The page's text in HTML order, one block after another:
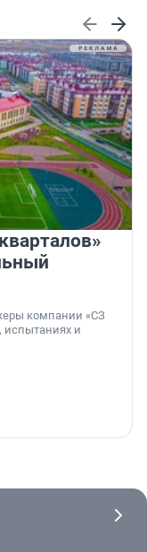
компании «СЗ
испытаниях и